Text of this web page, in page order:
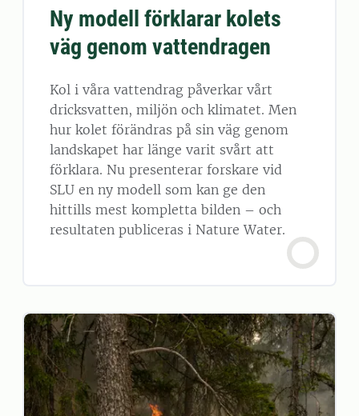
Ny modell förklarar kolets
väg genom vattendragen
Kol i våra vattendrag påverkar vårt
dricksvatten, miljön och klimatet. Men
hur kolet förändras på sin väg genom
landskapet har länge varit svårt att
förklara. Nu presenterar forskare vid
SLU en ny modell som kan ge den
hittills mest kompletta bilden – och
resultaten publiceras i Nature Water.